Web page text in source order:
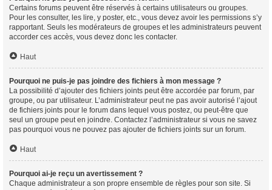
Certains forums peuvent être réservés à certains utilisateurs ou groupes.
Pour les consulter, les lire, y poster, etc., vous devez avoir les permissions s’y
rapportant. Seuls les modérateurs de groupes et les administrateurs peuvent
accorder ces accès, vous devez donc les contacter.
Haut
Pourquoi ne puis-je pas joindre des fichiers à mon message ?
La possibilité d’ajouter des fichiers joints peut être accordée par forum, par
groupe, ou par utilisateur. L’administrateur peut ne pas avoir autorisé l’ajout
de fichiers joints pour le forum dans lequel vous postez, ou peut-être que
seul un groupe peut en joindre. Contactez l’administrateur si vous ne savez
pas pourquoi vous ne pouvez pas ajouter de fichiers joints sur un forum.
Haut
Pourquoi ai-je reçu un avertissement ?
Chaque administrateur a son propre ensemble de règles pour son site. Si